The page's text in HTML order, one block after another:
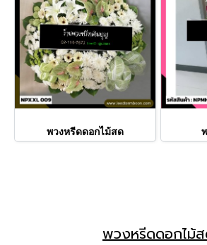
พวงหรีดดอกไม้สด
พวงหรีดดอกไม้